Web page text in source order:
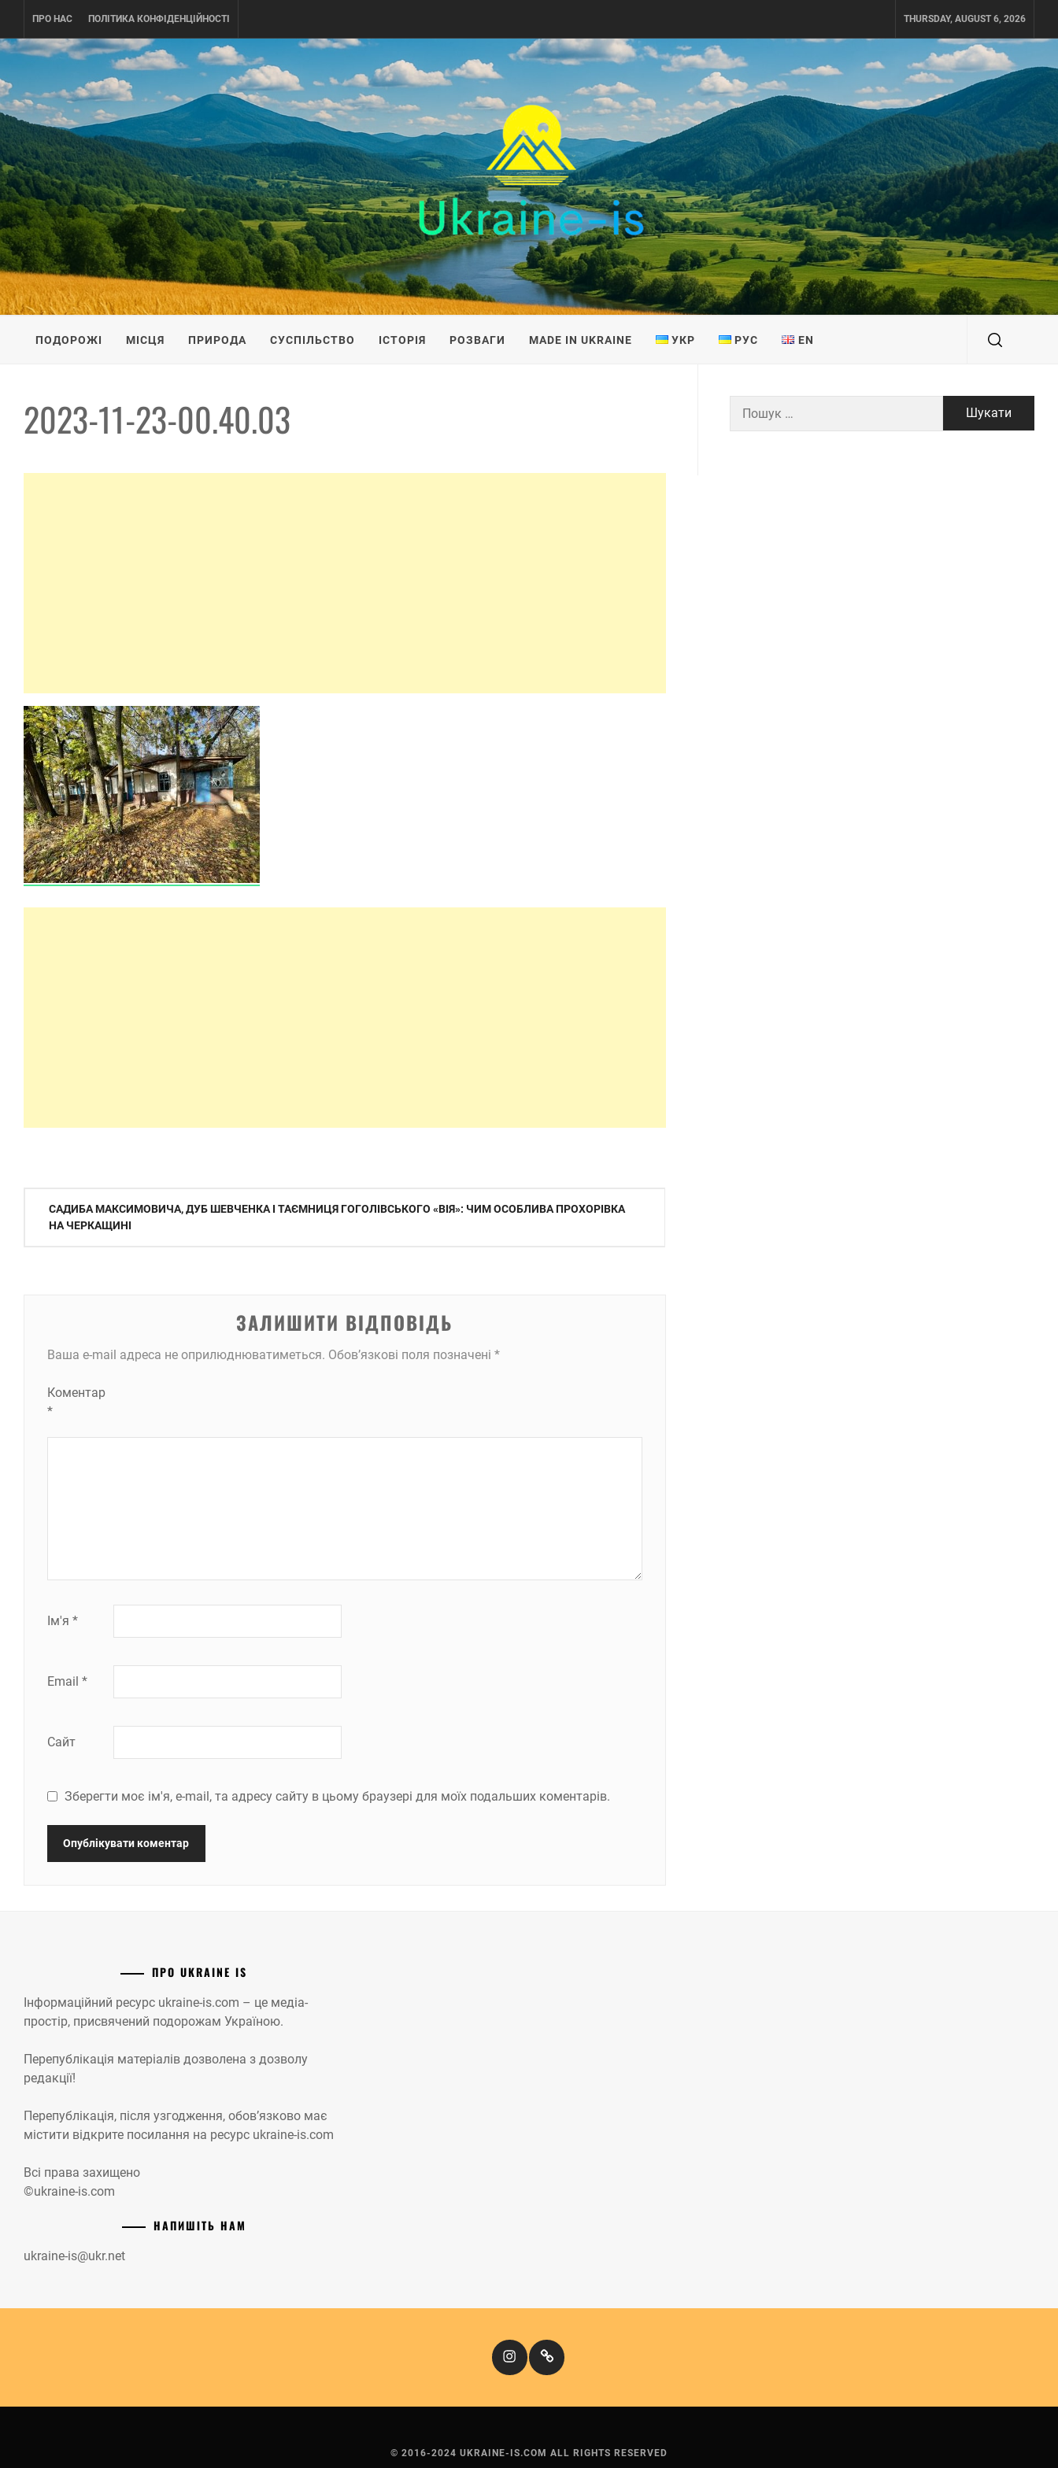
content
ПРО НАС ПОЛІТИКА КОНФІДЕНЦІЙНОСТІ THURSDAY, AUGUST 6, 2026
UKRAINE-IS
ПОДОРОЖI ПО УКРАЇНІ
ПОДОРОЖІ МІСЦЯ ПРИРОДА СУСПІЛЬСТВО ІСТОРІЯ РОЗВАГИ MADE IN UKRAINE УКР РУС EN
2023-11-23-00.40.03
Навігація
записів
САДИБА МАКСИМОВИЧА, ДУБ ШЕВЧЕНКА І ТАЄМНИЦЯ ГОГОЛІВСЬКОГО «ВІЯ»: ЧИМ ОСОБЛИВА ПРОХОРІВКА
НА ЧЕРКАЩИНІ
ЗАЛИШИТИ ВІДПОВІДЬ
Ваша e-mail адреса не оприлюднюватиметься. Обов’язкові поля позначені *
Коментар
*
Ім'я *
Email *
Сайт
Зберегти моє ім'я, e-mail, та адресу сайту в цьому браузері для моїх подальших коментарів.
ПРО UKRAINE IS
Інформаційний ресурс ukraine-is.com – це медіа-
простір, присвячений подорожам Україною.
Перепублікація матеріалів дозволена з дозволу
редакції!
Перепублікація, після узгодження, обов’язково має
містити відкрите посилання на ресурс ukraine-is.com
Всі права захищено
©ukraine-is.com
НАПИШІТЬ НАМ
ukraine-is@ukr.net
InstagramКіномандри
© 2016-2024 UKRAINE-IS.COM ALL RIGHTS RESERVED